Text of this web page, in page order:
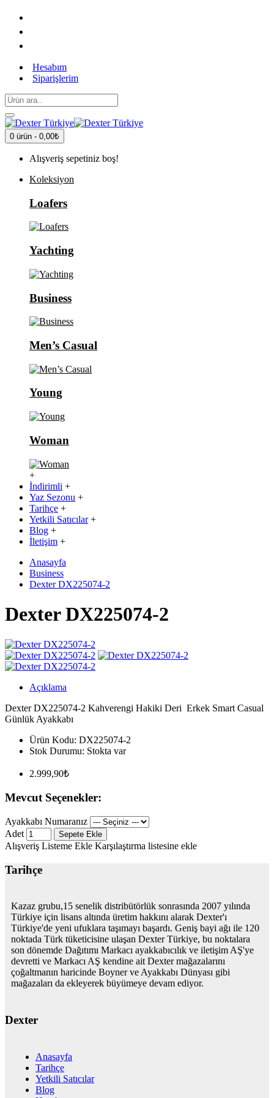
Hesabım
Siparişlerim
0 ürün - 0,00₺
Alışveriş sepetiniz boş!
Koleksiyon
Loafers
Yachting
Business
Men’s Casual
Young
Woman
+
İndirimli +
Yaz Sezonu +
Tarihçe +
Yetkili Satıcılar +
Blog +
İletişim +
Anasayfa
Business
Dexter DX225074-2
Dexter DX225074-2
Açıklama
Dexter DX225074-2 Kahverengi Hakiki Deri Erkek Smart Casual
Günlük Ayakkabı
Ürün Kodu: DX225074-2
Stok Durumu: Stokta var
2.999,90₺
Mevcut Seçenekler:
Ayakkabı Numaranız
Adet
Sepete Ekle
Alışveriş Listeme Ekle Karşılaştırma listesine ekle
Tarihçe
Kazaz grubu,15 senelik distribütörlük sonrasında 2007 yılında
Türkiye için lisans altında üretim hakkını alarak Dexter'ı
Türkiye'de yeni ufuklara taşımayı başardı. Geniş bayi ağı ile 120
noktada Türk tüketicisine ulaşan Dexter Türkiye, bu noktalara
son dönemde Dağıtımı Markacı ayakkabıcılık ve iletişim AŞ'ye
devretti ve Markacı AŞ kendine ait Dexter mağazalarını
çoğaltmanın haricinde Boyner ve Ayakkabı Dünyası gibi
mağazaları da ekleyerek büyümeye devam ediyor.
Dexter
Anasayfa
Tarihçe
Yetkili Satıcılar
Blog